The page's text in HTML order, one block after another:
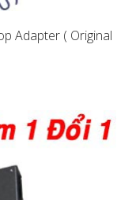
Adapter ( Original